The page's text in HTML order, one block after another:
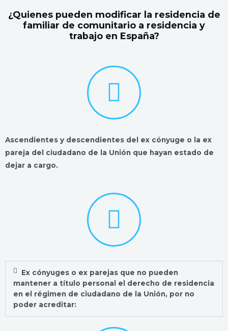
¿Quienes pueden modificar la residencia de
familiar de comunitario a residencia y
trabajo en España?
Ascendientes y descendientes del ex cónyuge o la ex
pareja del ciudadano de la Unión que hayan estado de
dejar a cargo.
Ex cónyuges o ex parejas que no pueden
mantener a título personal el derecho de residencia
en el régimen de ciudadano de la Unión, por no
poder acreditar: